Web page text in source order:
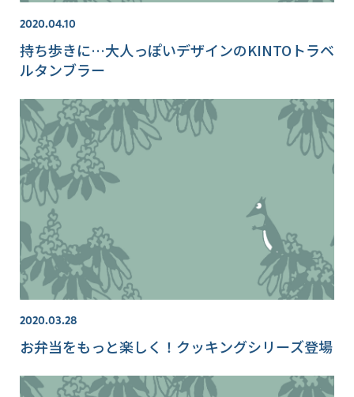
2020.04.10
持ち歩きに…大人っぽいデザインのKINTOトラベ
ルタンブラー
2020.03.28
お弁当をもっと楽しく！クッキングシリーズ登場